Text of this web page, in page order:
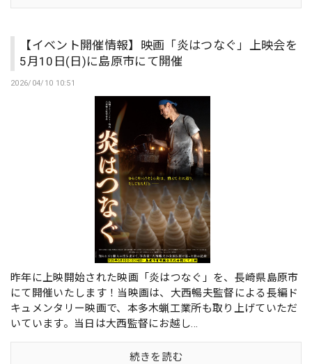
【イベント開催情報】映画「炎はつなぐ」上映会を
5月10日(日)に島原市にて開催
2026/04/10 10:51
昨年に上映開始された映画「炎はつなぐ」を、長崎県島原市
にて開催いたします！当映画は、大西暢夫監督による長編ド
キュメンタリー映画で、本多木蝋工業所も取り上げていただ
いています。当日は大西監督にお越し...
続きを読む